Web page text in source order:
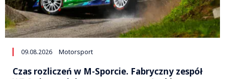
09.08.2026 Motorsport
Czas rozliczeń w M-Sporcie. Fabryczny zespół